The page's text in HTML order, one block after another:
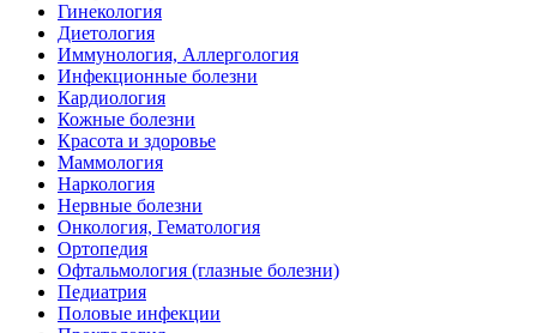
Гинекология
Диетология
Иммунология, Аллергология
Инфекционные болезни
Кардиология
Кожные болезни
Красота и здоровье
Маммология
Наркология
Нервные болезни
Онкология, Гематология
Ортопедия
Офтальмология (глазные болезни)
Педиатрия
Половые инфекции